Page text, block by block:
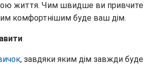
життя. Чим швидше ви привчите
комфортнішим буде ваш дім.
, завдяки яким дім завжди буде